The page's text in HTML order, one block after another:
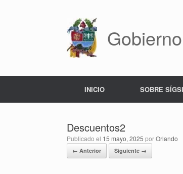
INICIO SOBRE
Descuentos2
Publicado el 15 mayo, 2025 porOrlando
← Anterior Siguiente →